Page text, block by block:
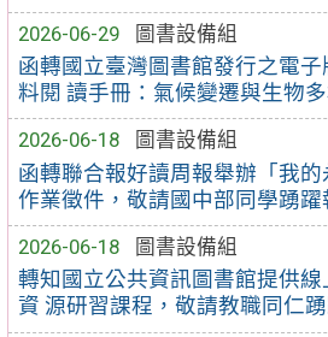
2026-06-29
圖書設備組
函轉國立臺灣圖書館發行之電
料閱 讀手冊：氣候變遷與生物多
2026-06-18
圖書設備組
函轉聯合報好讀周報舉辦「我
作業徵件，敬請國中部同學踴躍
2026-06-18
圖書設備組
轉知國立公共資訊圖書館提供
資 源研習課程，敬請教職同仁踴